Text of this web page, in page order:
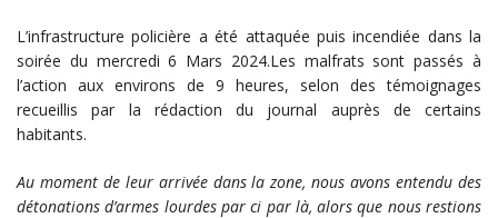
L’infrastructure policière a été attaquée puis incendiée dans la
soirée du mercredi 6 Mars 2024.Les malfrats sont passés à
l’action aux environs de 9 heures, selon des témoignages
recueillis par la rédaction du journal auprès de certains
habitants.
Au moment de leur arrivée dans la zone, nous avons entendu des
détonations d’armes lourdes par ci par là, alors que nous restions